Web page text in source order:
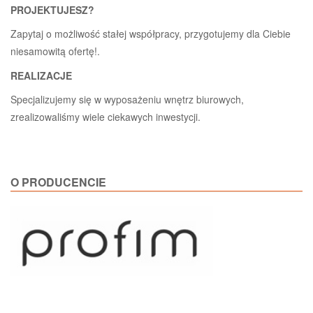
PROJEKTUJESZ?
Zapytaj o możliwość stałej współpracy, przygotujemy dla Ciebie
niesamowitą ofertę!.
REALIZACJE
Specjalizujemy się w wyposażeniu wnętrz biurowych,
zrealizowaliśmy wiele ciekawych inwestycji.
O PRODUCENCIE